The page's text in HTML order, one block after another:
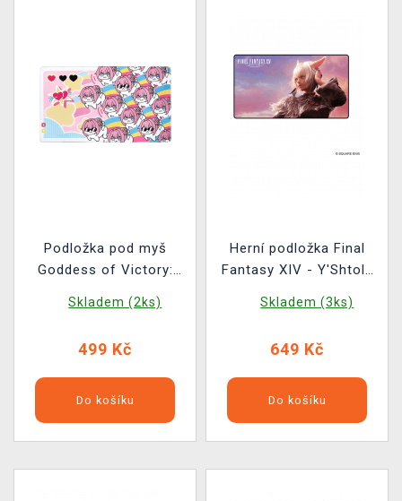
Podložka pod myš
Goddess of Victory:
Skladem (2ks)
499 Kč
Do košíku
Herní podložka Final
Fantasy XIV - Y'Shtola
Skladem (3ks)
649 Kč
Do košíku